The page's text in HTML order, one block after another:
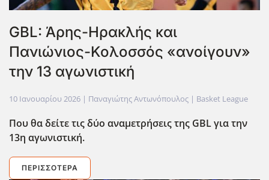
GBL: Άρης-Ηρακλής και
Πανιώνιος-Κολοσσός «ανοίγουν»
την 13 αγωνιστική
10 Ιανουαρίου 2026 | Παναγιώτης Αντωνόπουλος | Basket League
Που θα δείτε τις δύο αναμετρήσεις της GBL για την
13η αγωνιστική.
ΠΕΡΙΣΣΌΤΕΡΑ